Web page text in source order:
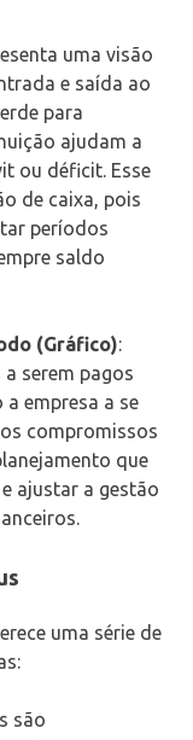
uma visão
e saída ao
para
ajudam a
ou déficit. Esse
de caixa, pois
períodos
saldo
(Gráfico):
serem pagos
empresa a se
compromissos
que
ajustar a gestão
uma série de
são